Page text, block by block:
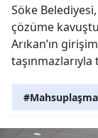
Söke
çözüme
Arıkan’ın
#Mahsuplaşma